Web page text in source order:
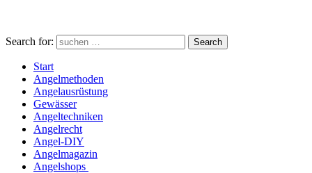
Search for: Search
Start
Angelmethoden
Angelausrüstung
Gewässer
Angeltechniken
Angelrecht
Angel-DIY
Angelmagazin
Angelshops